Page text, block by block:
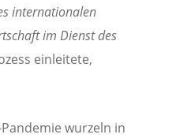
internationalen
im Dienst des
einleitete,
wurzeln in